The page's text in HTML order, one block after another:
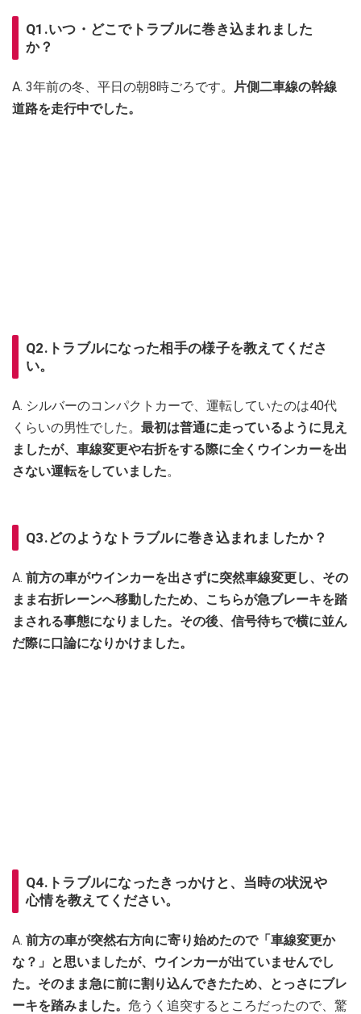
Q1.いつ・どこでトラブルに巻き込まれました
か？
A. 3年前の冬、平日の朝8時ごろです。
片側二車線の幹線
道路を走行中でした。
Q2.トラブルになった相手の様子を教えてくださ
い。
A. シルバーのコンパクトカーで、運転していたのは40代
くらいの男性でした。 最初は普通に走っているように見え
ましたが、車線変更や右折をする際に全くウインカーを出
さない運転をしていました。
Q3.どのようなトラブルに巻き込まれましたか？
A. 前方の車がウインカーを出さずに突然車線変更し、その
まま右折レーンへ移動したため、こちらが急ブレーキを踏
まされる事態になりました。その後、信号待ちで横に並ん
だ際に口論になりかけました。
Q4.トラブルになったきっかけと、当時の状況や
心情を教えてください。
A. 前方の車が突然右方向に寄り始めたので「車線変更か
な？」と思いましたが、ウインカーが出ていませんでし
た。そのまま急に前に割り込んできたため、とっさにブレ
ーキを踏みました。 危うく追突するところだったので、驚